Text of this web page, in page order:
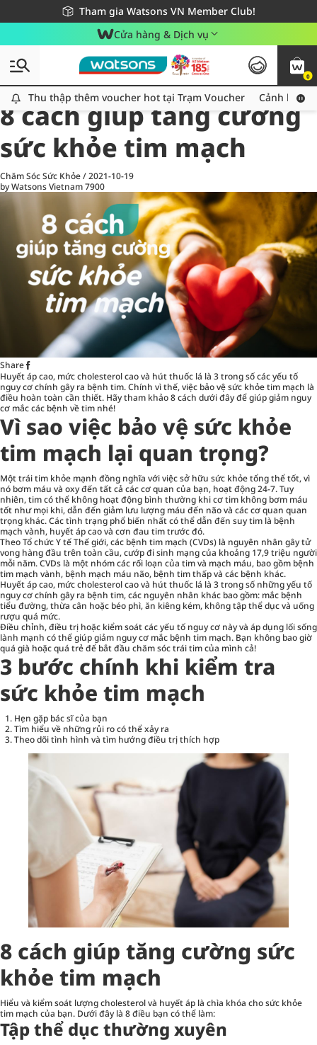
Tham gia Watsons VN Member Club!
Miễn phí giao hàng cho đơn hàng từ 249,000Đ
Giao hàng nhanh 24h - Áp dụng khu vực TP. Hồ Chí Minh
Cửa hàng & Dịch vụ
0
Thu thập thêm voucher hot tại Trạm Voucher
Thu thập thêm voucher hot tại Trạm Voucher Cảnh báo
All
Chăm Sóc Cá Nhân
8 cách giúp tăng cường
sức khỏe tim mạch
Chăm Sóc Sức Khỏe/2021-10-19
by Watsons Vietnam7900
Share
Huyết áp cao, mức cholesterol cao và hút thuốc lá là 3 trong số các yếu tố
nguy cơ chính gây ra bệnh tim. Chính vì thế, việc bảo vệ sức khỏe tim mạch là
điều hoàn toàn cần thiết. Hãy tham khảo 8 cách dưới đây để giúp giảm nguy
cơ mắc các bệnh về tim nhé!
Vì sao việc bảo vệ sức khỏe
tim mạch lại quan trọng?
Một trái tim khỏe mạnh đồng nghĩa với việc sở hữu sức khỏe tổng thể tốt, vì
nó bơm máu và oxy đến tất cả các cơ quan của bạn, hoạt động 24-7. Tuy
nhiên, tim có thể không hoạt động bình thường khi cơ tim không bơm máu
tốt như mọi khi, dẫn đến giảm lưu lượng máu đến não và các cơ quan quan
trọng khác. Các tình trạng phổ biến nhất có thể dẫn đến suy tim là bệnh
mạch vành, huyết áp cao và cơn đau tim trước đó.
Theo Tổ chức Y tế Thế giới, các bệnh tim mạch (CVDs) là nguyên nhân gây tử
vong hàng đầu trên toàn cầu, cướp đi sinh mạng của khoảng 17,9 triệu người
mỗi năm. CVDs là một nhóm các rối loạn của tim và mạch máu, bao gồm bệnh
tim mạch vành, bệnh mạch máu não, bệnh tim thấp và các bệnh khác.
Huyết áp cao, mức cholesterol cao và hút thuốc lá là 3 trong số những yếu tố
nguy cơ chính gây ra bệnh tim, các nguyên nhân khác bao gồm: mắc bệnh
tiểu đường, thừa cân hoặc béo phì, ăn kiêng kém, không tập thể dục và uống
rượu quá mức.
Điều chỉnh, điều trị hoặc kiểm soát các yếu tố nguy cơ này và áp dụng lối sống
lành mạnh có thể giúp giảm nguy cơ mắc bệnh tim mạch. Bạn không bao giờ
quá già hoặc quá trẻ để bắt đầu chăm sóc trái tim của mình cả!
3 bước chính khi kiểm tra
sức khỏe tim mạch
Hẹn gặp bác sĩ của bạn
Tìm hiểu về những rủi ro có thể xảy ra
Theo dõi tình hình và tìm hướng điều trị thích hợp
8 cách giúp tăng cường sức
khỏe tim mạch
Hiểu và kiểm soát lượng cholesterol và huyết áp là chìa khóa cho sức khỏe
tim mạch của bạn. Dưới đây là 8 điều bạn có thể làm:
Tập thể dục thường xuyên